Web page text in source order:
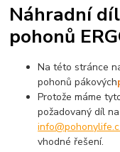
Náhradní
pohonů
Na této stránce
pohonů pákových
Protože máme
požadovaný díl
vhodné řešení.